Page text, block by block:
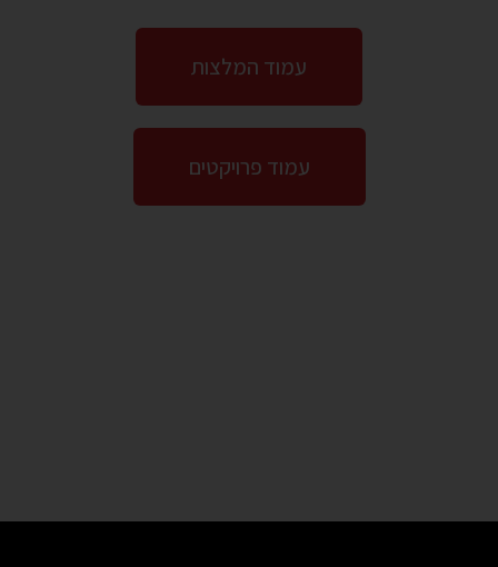
עמוד המלצות
עמוד פרויקטים